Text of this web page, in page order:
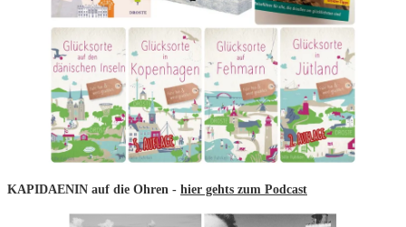
KAPIDAENIN auf die Ohren - hier gehts zum Podcast